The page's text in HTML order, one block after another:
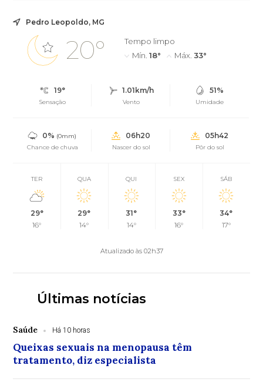
Pedro Leopoldo, MG
20°
Tempo limpo
Mín. 18° Máx. 33°
19°
Sensação
1.01km/h
Vento
51%
Umidade
0% (0mm)
Chance de chuva
06h20
Nascer do sol
05h42
Pôr do sol
TER
29°
16°
QUA
29°
14°
QUI
31°
14°
SEX
33°
16°
SÁB
34°
17°
Atualizado às 02h37
Últimas notícias
Saúde Há 10 horas
Queixas sexuais na menopausa têm
tratamento, diz especialista